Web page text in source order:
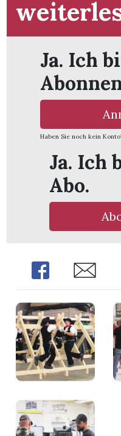
Ja. Ich
Haben Sie noch kein
Ja. Ich
Abo.
Share Share